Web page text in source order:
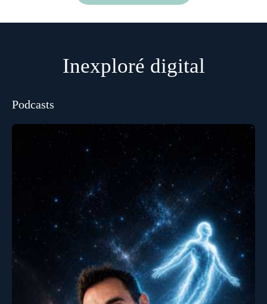
Inexploré digital
Podcasts